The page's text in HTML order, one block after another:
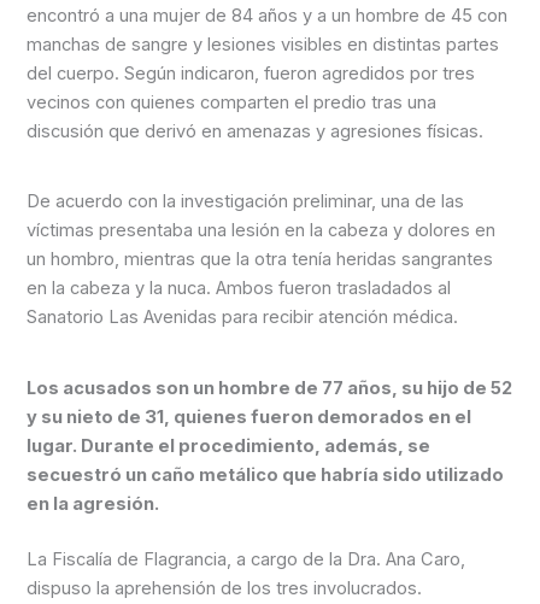
encontró a una mujer de 84 años y a un hombre de 45 con
manchas de sangre y lesiones visibles en distintas partes
del cuerpo. Según indicaron, fueron agredidos por tres
vecinos con quienes comparten el predio tras una
discusión que derivó en amenazas y agresiones físicas.
De acuerdo con la investigación preliminar, una de las
víctimas presentaba una lesión en la cabeza y dolores en
un hombro, mientras que la otra tenía heridas sangrantes
en la cabeza y la nuca. Ambos fueron trasladados al
Sanatorio Las Avenidas para recibir atención médica.
Los acusados son un hombre de 77 años, su hijo de 52
y su nieto de 31, quienes fueron demorados en el
lugar. Durante el procedimiento, además, se
secuestró un caño metálico que habría sido utilizado
en la agresión.
La Fiscalía de Flagrancia, a cargo de la Dra. Ana Caro,
dispuso la aprehensión de los tres involucrados.